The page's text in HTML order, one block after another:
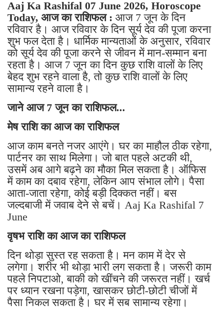
Aaj Ka Rashifal 07 June 2026, Horoscope
Today, आज का राशिफल : आज 7 जून के दिन
रविवार है। आज रविवार के दिन सूर्य देव की पूजा करना
शुभ फल देता है। धार्मिक मान्यताओं के अनुसार, रविवार
को सूर्य देव की पूजा करने से जीवन में मान-सम्मान बना
रहता है। आज 7 जून का दिन कुछ राशि वालों के लिए
बेहद शुभ रहने वाला है, तो कुछ राशि वालों के लिए
सामान्य रहने वाला है।
जाने आज 7 जून का राशिफल...
मेष राशि का आज का राशिफल
आज काम बनते नजर आएंगे। घर का माहौल ठीक रहेगा,
पार्टनर का साथ मिलेगा। जो बात पहले अटकी थी,
उसमें अब आगे बढ़ने का मौका मिल सकता है। ऑफिस
में काम का दबाव रहेगा, लेकिन आप संभाल लोगे। पैसा
आता-जाता रहेगा, कोई बड़ी दिक्कत नहीं। बस
जल्दबाजी में जवाब देने से बचें। Aaj Ka Rashifal 7
June
वृषभ राशि का आज का राशिफल
दिन थोड़ा सुस्त रह सकता है। मन काम में देर से
लगेगा। शरीर भी थोड़ा भारी लग सकता है। जरूरी काम
पहले निपटाओ, बाकी को खींचने की जरूरत नहीं। खर्च
पर ध्यान रखना पड़ेगा, खासकर छोटी-छोटी चीजों में
पैसा निकल सकता है। घर में सब सामान्य रहेगा।